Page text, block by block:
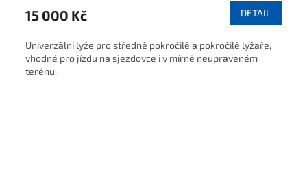
15 000 Kč DETAIL
Univerzální lyže pro středně pokročilé a pokročilé lyžaře,
vhodné pro jízdu na sjezdovce i v mírně neupraveném
terénu.